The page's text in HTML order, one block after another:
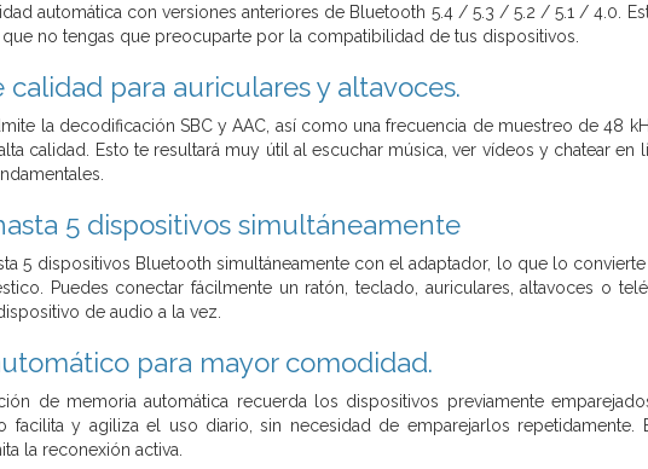
automática con versiones anteriores de Bluetooth 5.4 / 5.3 / 5.2 / 5.1 / 4.0.
que no tengas que preocuparte por la compatibilidad de tus dispositivos.
calidad para auriculares y altavoces.
la decodificación SBC y AAC, así como una frecuencia de muestreo de 48
calidad. Esto te resultará muy útil al escuchar música, ver vídeos y chatear
5 dispositivos simultáneamente
5 dispositivos Bluetooth simultáneamente con el adaptador, lo que lo
Puedes conectar fácilmente un ratón, teclado, auriculares, altavoces o
de audio a la vez.
para mayor comodidad.
de memoria automática recuerda los dispositivos previamente
facilita y agiliza el uso diario, sin necesidad de emparejarlos
la reconexión activa.